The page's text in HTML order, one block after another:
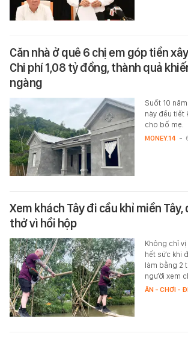
Căn nhà ở quê 6 chị em góp tiền
Chi phí 1,08 tỷ đồng, thành quả
ngàng
Suốt 10
này đều tiết
cho bố mẹ.
MONEY.14 -
Xem khách Tây đi cầu khỉ miền
thở vì hồi hộp
Không chỉ
hết sức khi
làm bằng 2
người xem
ĂN - CHƠI -